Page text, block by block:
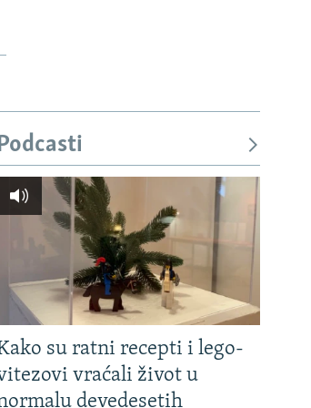
su ratni recepti i lego-
vraćali život u
devedesetih